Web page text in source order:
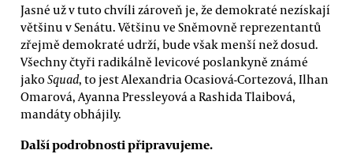
Jasné už v tuto chvíli zároveň je, že demokraté nezískají
většinu v Senátu. Většinu ve Sněmovně reprezentantů
zřejmě demokraté udrží, bude však menší než dosud.
Všechny čtyři radikálně levicové poslankyně známé
jakoSquad, to jest Alexandria Ocasiová-Cortezová, Ilhan
Omarová, Ayanna Pressleyová a Rashida Tlaibová,
mandáty obhájily.
Další podrobnosti připravujeme.